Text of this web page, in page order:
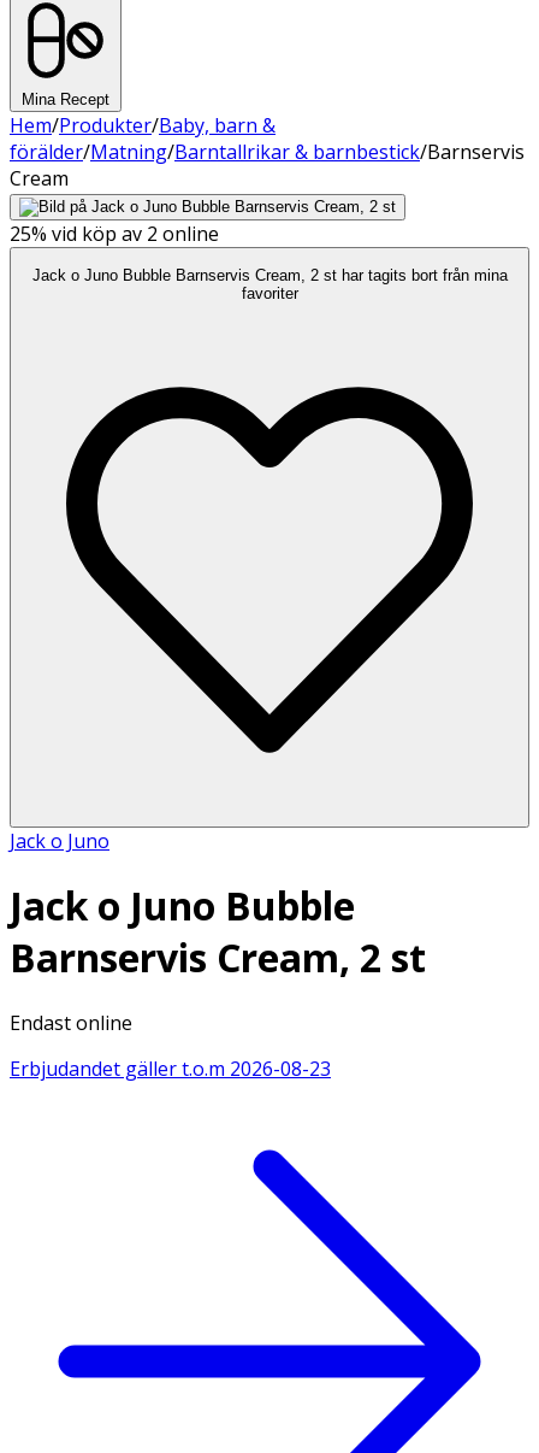
Mina Recept
Hem/Produkter/Baby, barn &
förälder/Matning/Barntallrikar & barnbestick/Barnservis
Cream
25% vid köp av 2 online
Jack o Juno Bubble Barnservis Cream, 2 st har tagits bort från mina
favoriter
Jack o Juno
Jack o Juno Bubble
Barnservis Cream, 2 st
Endast online
Erbjudandet gäller t.o.m 2026-08-23